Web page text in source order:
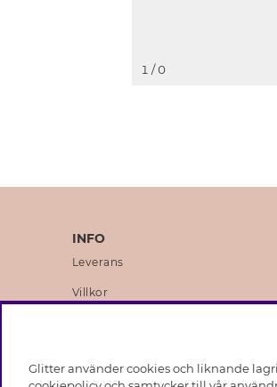
1 / 0
INFO
Leverans
Villkor
Medlemsvillkor
Glitter använder cookies och liknande